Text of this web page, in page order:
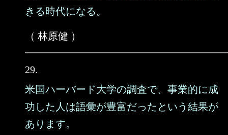
きる時代になる。
（ 林原健 ）
29.
米国ハーバード大学の調査で、事業的に成
功した人は語彙が豊富だったという結果が
あります。